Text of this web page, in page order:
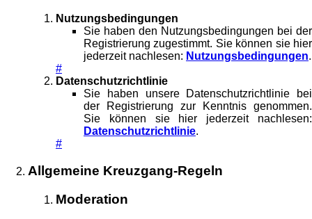
Nutzungsbedingungen
Sie haben den Nutzungsbedingungen bei der
Registrierung zugestimmt. Sie können sie hier
jederzeit nachlesen: Nutzungsbedingungen.
#
Datenschutzrichtlinie
Sie haben unsere Datenschutzrichtlinie bei
der Registrierung zur Kenntnis genommen.
Sie können sie hier jederzeit nachlesen:
Datenschutzrichtlinie.
#
Allgemeine Kreuzgang-Regeln
Moderation